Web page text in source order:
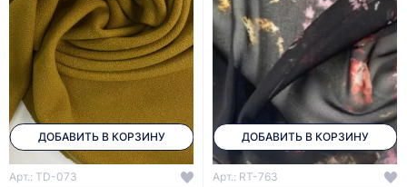
ДОБАВИТЬ В КОРЗИНУ
Арт.: TD-073
ДОБАВИТЬ В КОРЗИНУ
Арт.: RT-763